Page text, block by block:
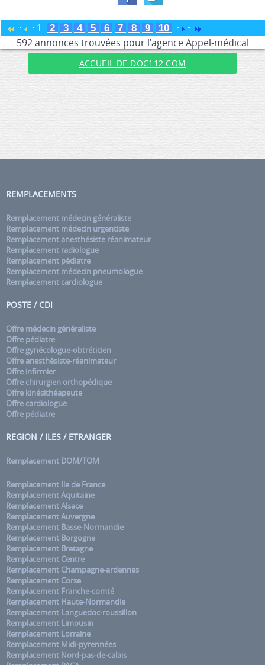
· · 1 2 3 4 5 6 7 8 9 10 ·
·
592 annonces trouvées pour l'agence Appel-médical
ACCUEIL DE DOC112.COM
REMPLACEMENTS
Remplacement médecin généraliste
Remplacement médecin urgentiste
Remplacement anesthésiste réanimateur
Remplacement radiologue
Remplacement pédiatre
Remplacement médecin pneumologue
Remplacement cardiologue
POSTE / CDI
Offre médecin généraliste
Offre pédiatre
Offre gynécologue-obtréticien
Offre anesthésiste-réanimateur
Offre infirmier
Offre chirurgien orthopédique
Offre kinésithéapeute
Offre cardiologue
Offre pédiatre
REGION / ILES / ETRANGER
Remplacement DOM/TOM
Remplacement Ile de France
Remplacement Aquitaine
Remplacement Alsace
Remplacement Auvergne
Remplacement Basse-Normandie
Remplacement Borgogne
Remplacement Bretagne
Remplacement Centre
Remplacement Champagne-ardennes
Remplacement Corse
Remplacement Franche-comté
Remplacement Haute-Normandie
Remplacement Languedoc-roussillon
Remplacement Limousin
Remplacement Lorraine
Remplacement Midi-pyrennées
Remplacement Nord-pas-de-calais